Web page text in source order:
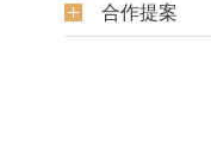
合作提案